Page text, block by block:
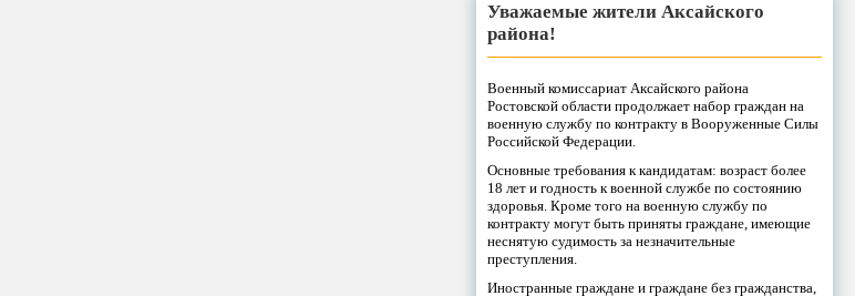
Уважаемые жители Аксайского
района!
Военный комиссариат Аксайского района
Ростовской области продолжает набор граждан на
военную службу по контракту в Вооруженные Силы
Российской Федерации.
Основные требования к кандидатам: возраст более
18 лет и годность к военной службе по состоянию
здоровья. Кроме того на военную службу по
контракту могут быть приняты граждане, имеющие
неснятую судимость за незначительные
преступления.
Иностранные граждане и граждане без гражданства,